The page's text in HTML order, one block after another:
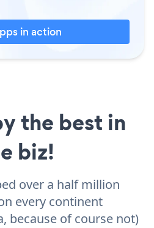
in action
the best in
biz!
over a half million
every continent
because of course not)